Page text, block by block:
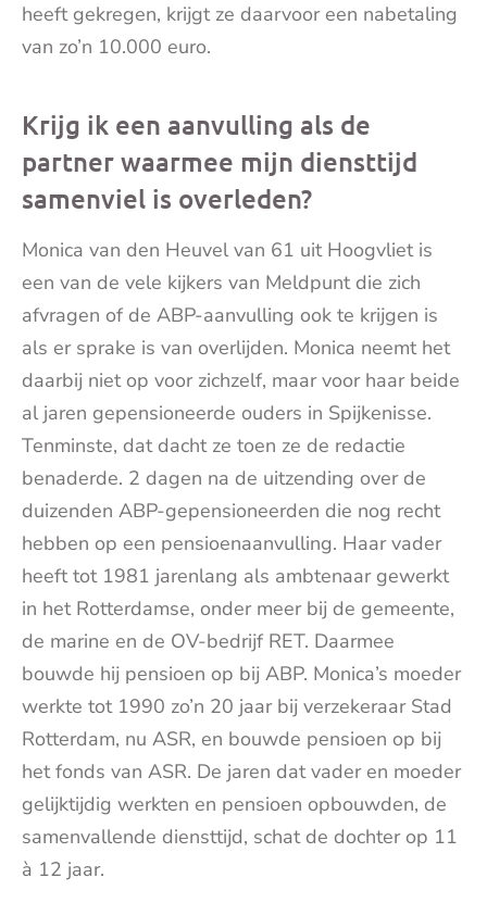
heeft gekregen, krijgt ze daarvoor een nabetaling
van zo’n 10.000 euro.
Krijg ik een aanvulling als de
partner waarmee mijn diensttijd
samenviel is overleden?
Monica van den Heuvel van 61 uit Hoogvliet is
een van de vele kijkers van Meldpunt die zich
afvragen of de ABP-aanvulling ook te krijgen is
als er sprake is van overlijden. Monica neemt het
daarbij niet op voor zichzelf, maar voor haar beide
al jaren gepensioneerde ouders in Spijkenisse.
Tenminste, dat dacht ze toen ze de redactie
benaderde. 2 dagen na de uitzending over de
duizenden ABP-gepensioneerden die nog recht
hebben op een pensioenaanvulling. Haar vader
heeft tot 1981 jarenlang als ambtenaar gewerkt
in het Rotterdamse, onder meer bij de gemeente,
de marine en de OV-bedrijf RET. Daarmee
bouwde hij pensioen op bij ABP. Monica’s moeder
werkte tot 1990 zo’n 20 jaar bij verzekeraar Stad
Rotterdam, nu ASR, en bouwde pensioen op bij
het fonds van ASR. De jaren dat vader en moeder
gelijktijdig werkten en pensioen opbouwden, de
samenvallende diensttijd, schat de dochter op 11
à 12 jaar.